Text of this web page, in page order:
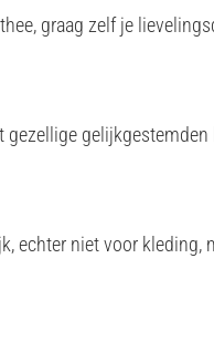
graag zelf je
gezellige
echter niet voor